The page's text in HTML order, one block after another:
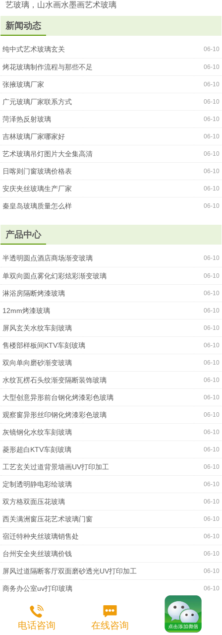
艺玻璃，山水画水墨画艺术玻璃
新闻动态
06-10
纯中式艺术玻璃玄关
06-10
烤花玻璃制作流程与那些不足
06-10
张掖玻璃厂家
06-10
广元玻璃厂家联系方式
06-10
菏泽热反射玻璃
06-10
吉林玻璃厂家哪家好
06-10
艺术玻璃吊灯图片大全集高清
06-10
日喀则门窗玻璃价格表
06-10
安庆夹丝玻璃生产厂家
06-10
秦皇岛玻璃质量怎么样
产品中心
06-10
半透明圆点酒店商场渐变玻璃
06-10
单双向圆点雾化幻彩炫彩渐变玻璃
06-10
淋浴房隔断烤漆玻璃
06-10
12mm烤漆玻璃
06-10
屏风玄关水纹车刻玻璃
06-10
售楼部样板间KTV车刻玻璃
06-10
双向单向磨砂渐变玻璃
06-10
水纹瓦楞石头纹渐变隔断装饰玻璃
06-10
大型创意异形前台钢化烤漆彩色玻璃
06-10
观察窗异形丝印钢化烤漆彩色玻璃
06-10
灰镜钢化水纹车刻玻璃
06-10
菱形超白KTV车刻玻璃
06-10
工艺玄关过道背景墙画UV打印加工
06-10
定制透明静电彩绘玻璃
06-10
双方格双面压花玻璃
06-10
西关满洲窗压花艺术玻璃门窗
06-10
宿迁特种夹丝玻璃销售处
06-10
台州安全夹丝玻璃价钱
06-10
屏风过道隔断客厅双面磨砂透光UV打印加工
06-10
商务办公室uv打印玻璃
Copyright © 2012-2020 装饰玻璃网 版权所有 全国加盟|网站地图
电话咨询 在线咨询